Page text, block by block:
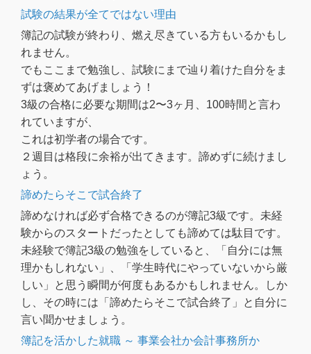
試験の結果が全てではない理由
簿記の試験が終わり、燃え尽きている方もいるかもし
れません。
でもここまで勉強し、試験にまで辿り着けた自分をま
ずは褒めてあげましょう！
3級の合格に必要な期間は2〜3ヶ月、100時間と言わ
れていますが、
これは初学者の場合です。
２週目は格段に余裕が出てきます。諦めずに続けまし
ょう。
諦めたらそこで試合終了
諦めなければ必ず合格できるのが簿記3級です。未経
験からのスタートだったとしても諦めては駄目です。
未経験で簿記3級の勉強をしていると、「自分には無
理かもしれない」、「学生時代にやっていないから厳
しい」と思う瞬間が何度もあるかもしれません。しか
し、その時には「諦めたらそこで試合終了」と自分に
言い聞かせましょう。
簿記を活かした就職 ～ 事業会社か会計事務所か